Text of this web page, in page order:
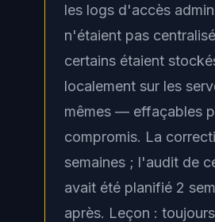
les logs d'accès
n'étaient pas
certains étaient
localement sur les
mêmes — effaçables
compromis. La
semaines ; l'audit de
avait été planifié 2
après. Leçon :